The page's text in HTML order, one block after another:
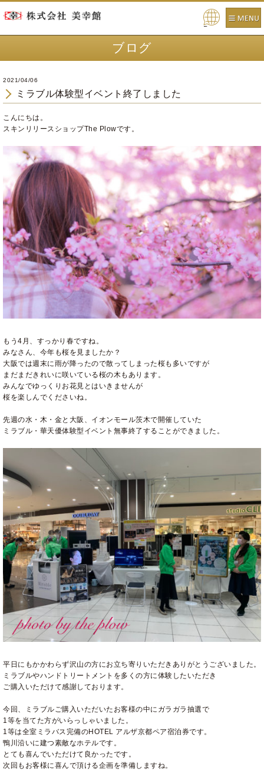
Pow
ブログ
2021/04/06
ミラブル体験型イベント終了しました
こんにちは。
スキンリリースショップThe Plowです。
もう4月、すっかり春ですね。
みなさん、今年も桜を見ましたか？
大阪では週末に雨が降ったので散ってしまった桜も多いですが
まだまだきれいに咲いている桜の木もあります。
みんなでゆっくりお花見とはいきませんが
桜を楽しんでくださいね。
先週の水・木・金と大阪、イオンモール茨木で開催していた
ミラブル・華天優体験型イベント無事終了することができました。
平日にもかかわらず沢山の方にお立ち寄りいただきありがとうございました。
ミラブルやハンドトリートメントを多くの方に体験したいただき
ご購入いただけて感謝しております。
今回、ミラブルご購入いただいたお客様の中にガラガラ抽選で
1等を当てた方がいらっしゃいました。
1等は全室ミラバス完備のHOTEL アルザ京都ペア宿泊券です。
鴨川沿いに建つ素敵なホテルです。
とても喜んでいただけて良かったです。
次回もお客様に喜んで頂ける企画を準備しますね。